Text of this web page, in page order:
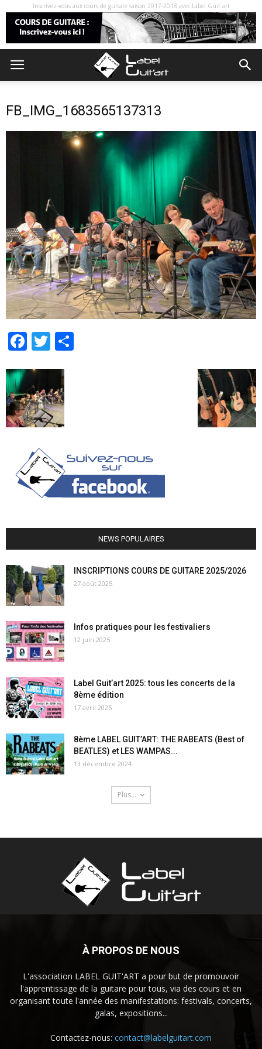
Inscrivez-vous aux cours de guitare saison 2017-2018 avec Label Guit art
FB_IMG_1683565137313
Facebook
Twitter
NEWS POPULAIRES
INSCRIPTIONS COURS DE GUITARE 2025/2026
27 août 2025
Infos pratiques pour les festivaliers
12 juin 2025
Label Guit’art 2025: tous les concerts de la
8ème édition
17 avril 2025
8ème LABEL GUIT’ART: THE RABEATS (Best of
BEATLES) et LES WAMPAS...
13 décembre 2024
Plus...
À PROPOS DE NOUS
L'association LABEL GUIT'ART a pour but de promouvoir
l'apprentissage de la guitare pour tous, via des cours et en
organisant toute l'année des manifestations: festivals, concerts,
galas, expositions...
Contactez-nous: contact@labelguitart.com